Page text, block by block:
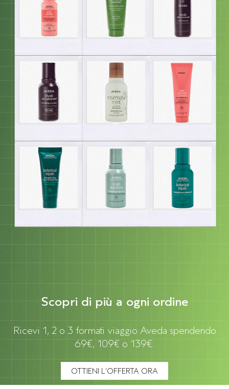
Scopri di più a ogni ordine
Ricevi 1, 2 o 3 formati viaggio Aveda spendendo
69€, 109€ o 139€.
OTTIENI L’OFFERTA ORA